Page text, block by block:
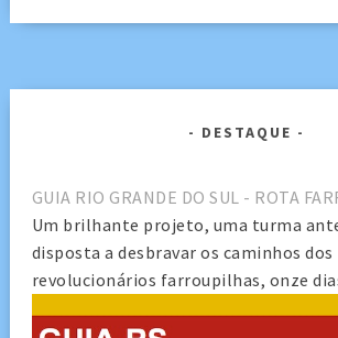
DESTAQUE
GUIA RIO GRANDE DO SUL - ROTA
Um brilhante projeto, uma turma
disposta a desbravar os caminhos dos
revolucionários farroupilhas, onze